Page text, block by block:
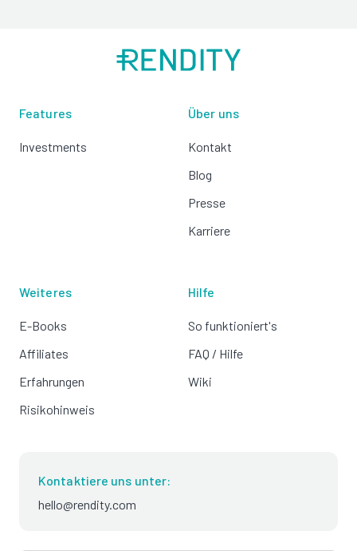
Features
Investments
Über uns
Kontakt
Blog
Presse
Karriere
Weiteres
E-Books
Affiliates
Erfahrungen
Risikohinweis
Hilfe
So funktioniert's
FAQ / Hilfe
Wiki
Kontaktiere uns unter:
hello@rendity.com